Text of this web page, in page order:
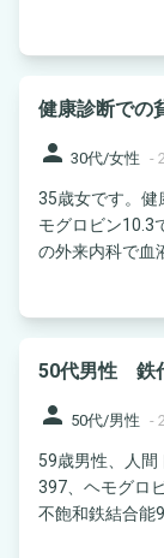
健康診断での
person 30代/女性 -
35歳女です。健
モグロビン10.3
の外来内科で血
50代男性 鉄
person 50代/男性 -
59歳男性、人
397、ヘモグロ
不飽和鉄結合能